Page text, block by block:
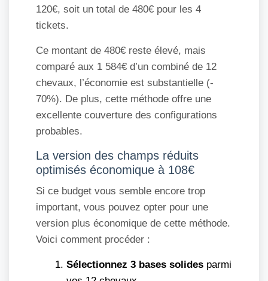
120€, soit un total de 480€ pour les 4
tickets.
Ce montant de 480€ reste élevé, mais
comparé aux 1 584€ d’un combiné de 12
chevaux, l’économie est substantielle (-
70%). De plus, cette méthode offre une
excellente couverture des configurations
probables.
La version des champs réduits
optimisés économique à 108€
Si ce budget vous semble encore trop
important, vous pouvez opter pour une
version plus économique de cette méthode.
Voici comment procéder :
Sélectionnez 3 bases solides parmi